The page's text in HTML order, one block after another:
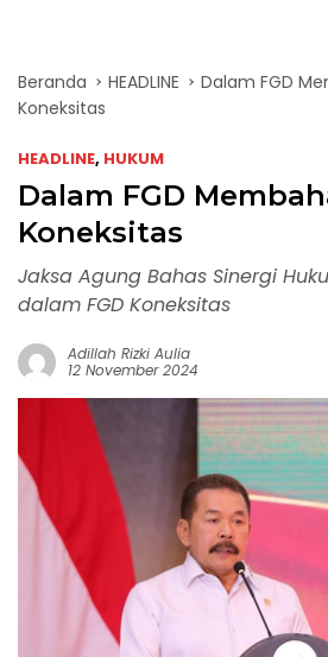
Beranda HEADLINE
Dalam FGD
Koneksitas
HEADLINE, HUKUM
Dalam FGD
Koneksitas
Jaksa Agung Bahas Sinergi
dalam FGD Koneksitas
Adillah Rizki Aulia
12 November 2024